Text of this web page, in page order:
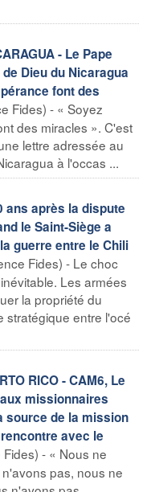
- Le Pape
Dieu du Nicaragua
font des
Fides) - « Soyez
des miracles ». C'est
lettre adressée au
à l'occas ...
ans après la dispute
le Saint-Siège a
guerre entre le Chili
Fides) - Le choc
Les armées
la propriété du
stratégique entre l'océ
RICO - CAM6, Le
missionnaires
source de la mission
avec le
- « Nous ne
pas, nous ne